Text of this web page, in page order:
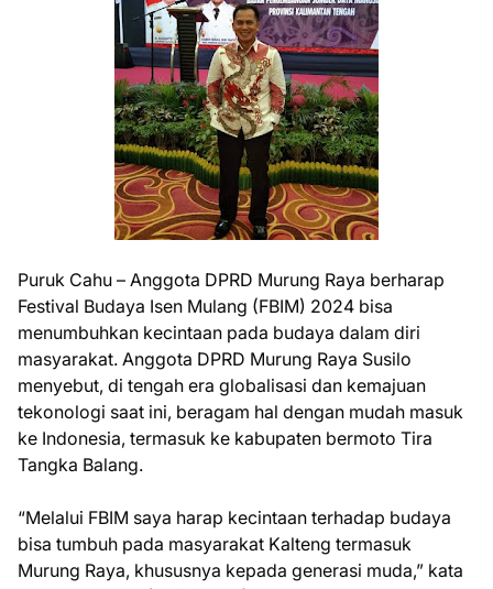
Puruk Cahu – Anggota DPRD Murung Raya berharap
Festival Budaya Isen Mulang (FBIM) 2024 bisa
menumbuhkan kecintaan pada budaya dalam diri
masyarakat. Anggota DPRD Murung Raya Susilo
menyebut, di tengah era globalisasi dan kemajuan
tekonologi saat ini, beragam hal dengan mudah masuk
ke Indonesia, termasuk ke kabupaten bermoto Tira
Tangka Balang.
“Melalui FBIM saya harap kecintaan terhadap budaya
bisa tumbuh pada masyarakat Kalteng termasuk
Murung Raya, khususnya kepada generasi muda,” kata